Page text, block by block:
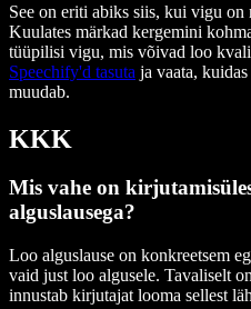
See on eriti abiks siis, kui vigu on
Kuulates märkad kergemini
tüüpilisi vigu, mis võivad loo
Speechify'd tasuta ja vaata,
muudab.
KKK
Mis vahe on
alguslausega?
Loo alguslause on konkreetsem
vaid just loo algusele. Tavaliselt
innustab kirjutajat looma sellest